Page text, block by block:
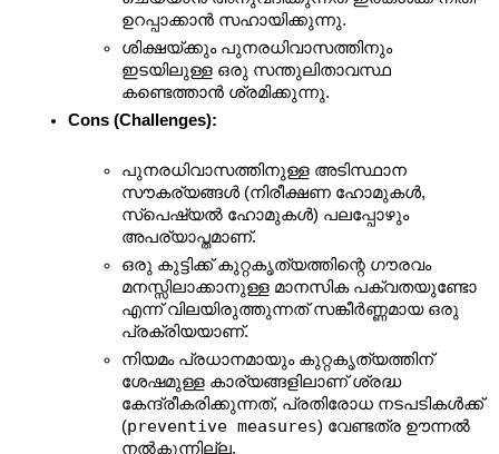
ഉറപ്പാക്കാൻ സഹായിക്കുന്നു.
ശിക്ഷയ്ക്കും പുനരധിവാസത്തിനും
ഇടയിലുള്ള ഒരു സന്തുലിതാവസ്ഥ
കണ്ടെത്താൻ ശ്രമിക്കുന്നു.
Cons (Challenges):
പുനരധിവാസത്തിനുള്ള അടിസ്ഥാന
സൗകര്യങ്ങൾ (നിരീക്ഷണ ഹോമുകൾ,
സ്പെഷ്യൽ ഹോമുകൾ) പലപ്പോഴും
അപര്യാപ്തമാണ്.
ഒരു കുട്ടിക്ക് കുറ്റകൃത്യത്തിന്റെ ഗൗരവം
മനസ്സിലാക്കാനുള്ള മാനസിക പക്വതയുണ്ടോ
എന്ന് വിലയിരുത്തുന്നത് സങ്കീർണ്ണമായ ഒരു
പ്രക്രിയയാണ്.
നിയമം പ്രധാനമായും കുറ്റകൃത്യത്തിന്
ശേഷമുള്ള കാര്യങ്ങളിലാണ് ശ്രദ്ധ
കേന്ദ്രീകരിക്കുന്നത്, പ്രതിരോധ നടപടികൾക്ക്
(preventive measures) വേണ്ടത്ര ഊന്നൽ
നൽകുന്നില്ല.